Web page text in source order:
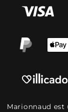
Marionnaud est